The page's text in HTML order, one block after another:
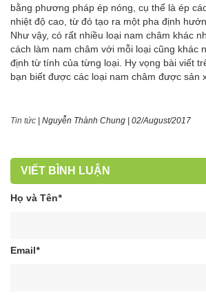
bằng phương pháp ép nóng, cụ thể là ép
nhiệt độ cao, từ đó tạo ra một pha định
Như vậy, có rất nhiều loại nam châm khác
cách làm nam châm với mỗi loại cũng khác
định từ tính của từng loại. Hy vọng bài viết
bạn biết được các loại nam châm được sản
Tin tức Nguyễn Thành Chung 02/August/2017
VIẾT BÌNH LUẬN
Họ và Tên*
Email*